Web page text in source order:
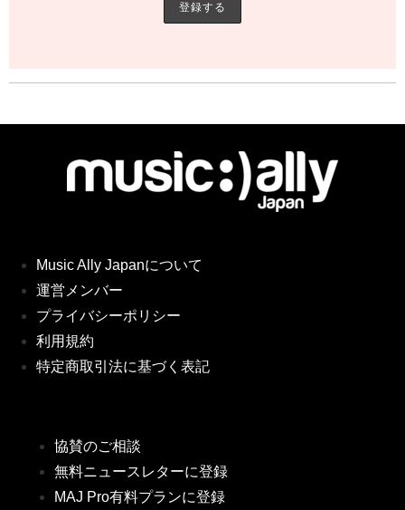
Music Ally Japanについて
運営メンバー
プライバシーポリシー
利用規約
特定商取引法に基づく表記
協賛のご相談
無料ニュースレターに登録
MAJ Pro有料プランに登録